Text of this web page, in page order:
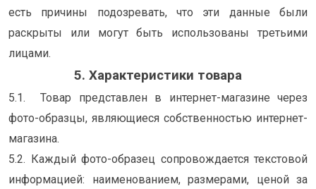
есть причины подозревать, что эти данные были
раскрыты или могут быть использованы третьими
лицами.
5. Характеристики товара
5.1. Товар представлен в интернет-магазине через
фото-образцы, являющиеся собственностью интернет-
магазина.
5.2. Каждый фото-образец сопровождается текстовой
информацией: наименованием, размерами, ценой за